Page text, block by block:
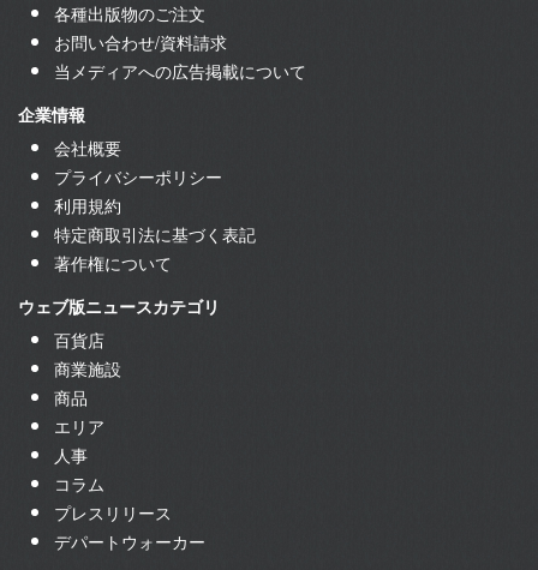
各種出版物のご注文
お問い合わせ/資料請求
当メディアへの広告掲載について
企業情報
会社概要
プライバシーポリシー
利用規約
特定商取引法に基づく表記
著作権について
ウェブ版ニュースカテゴリ
百貨店
商業施設
商品
エリア
人事
コラム
プレスリリース
デパートウォーカー